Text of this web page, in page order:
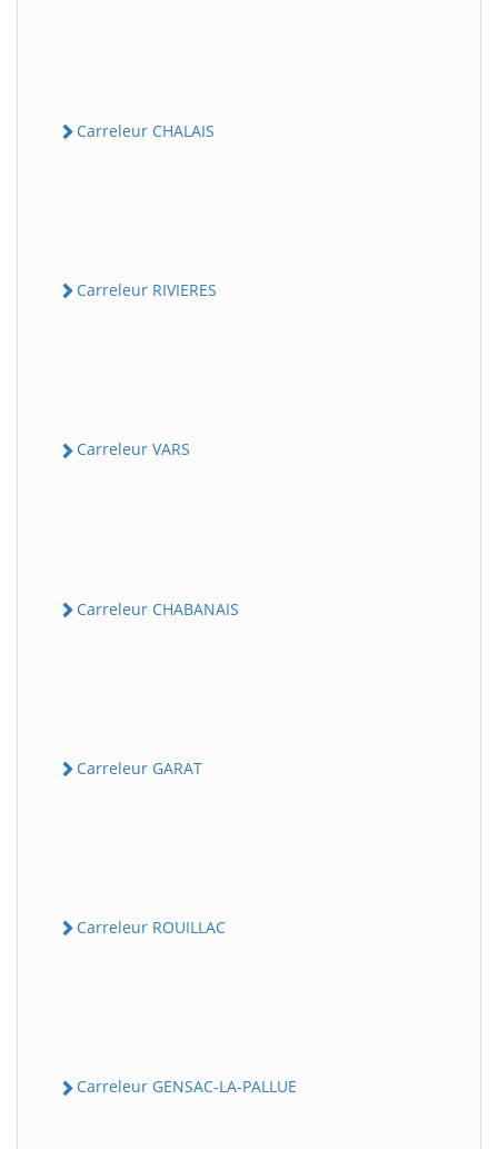
Carreleur CHALAIS
Carreleur RIVIERES
Carreleur VARS
Carreleur CHABANAIS
Carreleur GARAT
Carreleur ROUILLAC
Carreleur GENSAC-LA-PALLUE